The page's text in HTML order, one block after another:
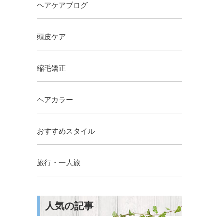
ヘアケアブログ
頭皮ケア
縮毛矯正
ヘアカラー
おすすめスタイル
旅行・一人旅
人気の記事